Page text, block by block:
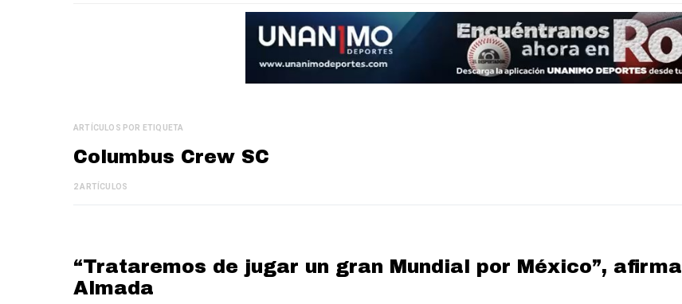
ARTÍCULOS POR ETIQUETA
Columbus Crew SC
2 ARTÍCULOS
“Trataremos de jugar un gran Mundial por México”, afirma
Almada